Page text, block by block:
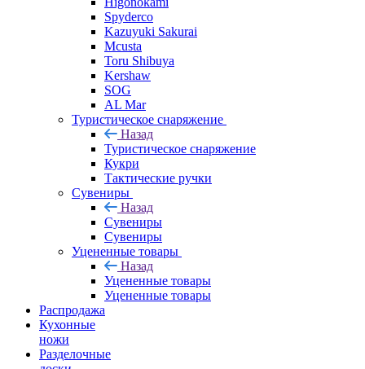
Spyderco
Kazuyuki Sakurai
Mcusta
Toru Shibuya
Kershaw
SOG
AL Mar
Туристическое снаряжение
Назад
Туристическое снаряжение
Кукри
Тактические ручки
Сувениры
Назад
Сувениры
Сувениры
Уцененные товары
Назад
Уцененные товары
Уцененные товары
Распродажа
Кухонные
ножи
Разделочные